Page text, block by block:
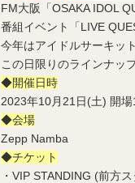
FM大阪「OSAKA IDOL
番組イベント「LIVE
今年はアイドルサーキッ
この日限りのラインナッ
◆開催日時
2023年10月21日(土) 開
◆会場
Zepp Namba
◆チケット
・VIP STANDING (前方